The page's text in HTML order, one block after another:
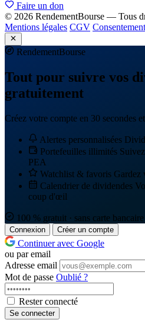
Faire un don
© 2026 RendementBourse — Tous
Mentions légales CGV
RendementBourse
Tout pour suivre vos
gratuitement
Créez votre compte en 30 secondes
Alertes personnalisées
Portefeuilles illimités
PEA
Watchlist & favoris Gardez
Calendrier de dividendes
coup d'œil
100 % gratuit · sans carte
Connexion Créer un compte
Continuer avec Google
ou par email
Adresse email
Mot de passe Oublié ?
Rester connecté
Se connecter